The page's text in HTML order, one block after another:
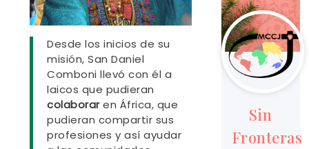
Desde los inicios de su
misión, San Daniel
Comboni llevó con él a
laicos que pudieran
colaboraren África, que
pudieran compartir sus
profesiones y así ayudar
Sin
Fronteras